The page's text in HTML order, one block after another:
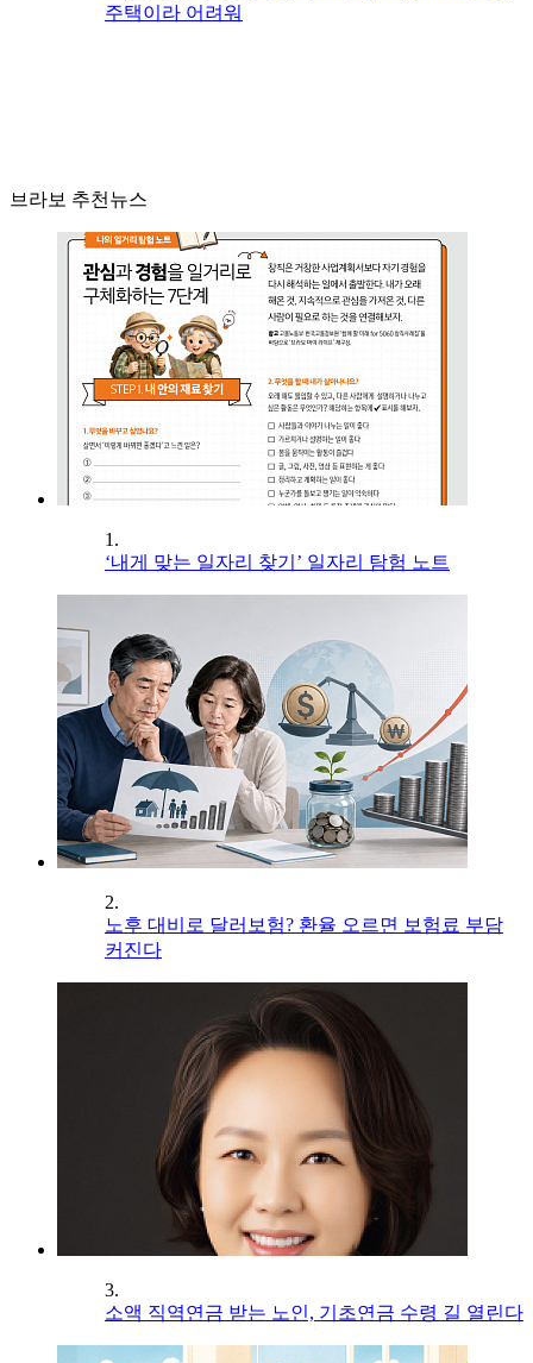
주택이라 어려워
브라보 추천뉴스
1.
‘내게 맞는 일자리 찾기’ 일자리 탐험 노트
2.
노후 대비로 달러보험? 환율 오르면 보험료 부담
커진다
3.
소액 직역연금 받는 노인, 기초연금 수령 길 열린다